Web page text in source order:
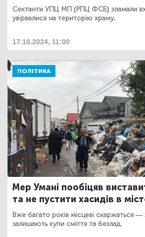
Сектанти УПЦ МП (РПЦ ФСБ) зламали
увірвалися на територію храму.
17.10.2024, 11:00
ПОЛІТИКА
Мер Умані пообіцяв
та не пустити хасидів в
Вже багато років місцеві скаржаться
залишають купи сміття та безлад.